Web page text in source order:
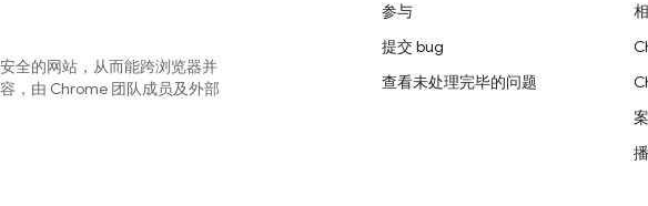
全的网站，从而能跨浏览器并
，由 Chrome 团队成员及外部
参与
提交 bug
查看未处理完毕的问题